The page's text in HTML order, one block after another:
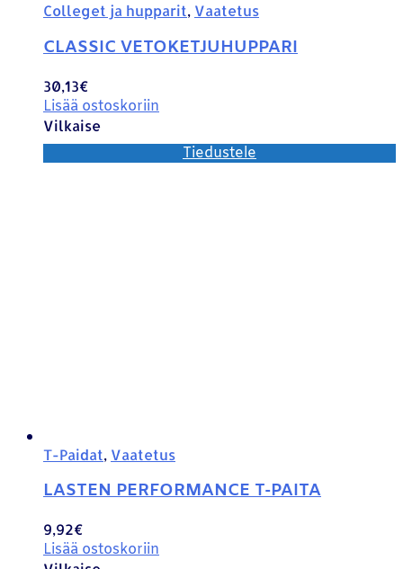
Colleget ja hupparit, Vaatetus
CLASSIC VETOKETJUHUPPARI
30,13€
Lisää ostoskoriin
Vilkaise
Tiedustele
T-Paidat, Vaatetus
LASTEN PERFORMANCE T-PAITA
9,92€
Lisää ostoskoriin